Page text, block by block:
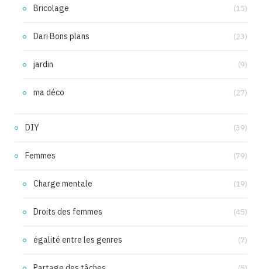
Bricolage (15)
Dari Bons plans (23)
jardin (9)
ma déco (27)
DIY (39)
Femmes (79)
Charge mentale (19)
Droits des femmes (45)
égalité entre les genres (7)